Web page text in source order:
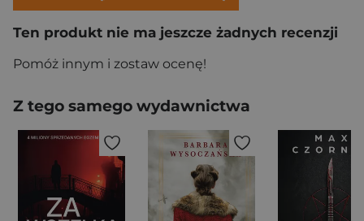
Ten produkt nie ma jeszcze żadnych recenzji
Pomóż innym i zostaw ocenę!
Z tego samego wydawnictwa